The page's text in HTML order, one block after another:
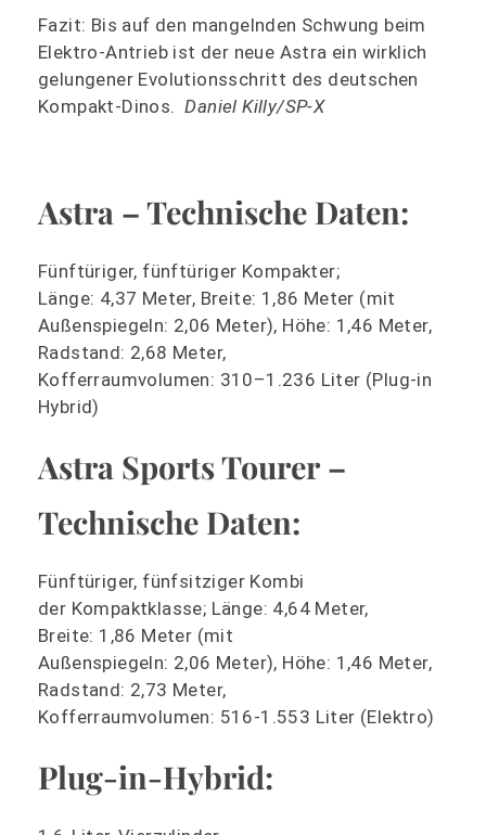
Fazit: Bis auf den mangelnden Schwung beim
Elektro-Antrieb ist der neue Astra ein wirklich
gelungener Evolutionsschritt des deutschen
Kompakt-Dinos. Daniel Killy/SP-X
Astra – Technische Daten:
Fünftüriger, fünftüriger Kompakter;
Länge: 4,37 Meter, Breite: 1,86 Meter (mit
Außenspiegeln: 2,06 Meter), Höhe: 1,46 Meter,
Radstand: 2,68 Meter,
Kofferraumvolumen: 310–1.236 Liter (Plug-in
Hybrid)
Astra Sports Tourer –
Technische Daten:
Fünftüriger, fünfsitziger Kombi
der Kompaktklasse; Länge: 4,64 Meter,
Breite: 1,86 Meter (mit
Außenspiegeln: 2,06 Meter), Höhe: 1,46 Meter,
Radstand: 2,73 Meter,
Kofferraumvolumen: 516-1.553 Liter (Elektro)
Plug-in-Hybrid: